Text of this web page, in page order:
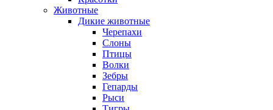
Животные
Дикие животные
Черепахи
Слоны
Птицы
Волки
Зебры
Гепарды
Рыси